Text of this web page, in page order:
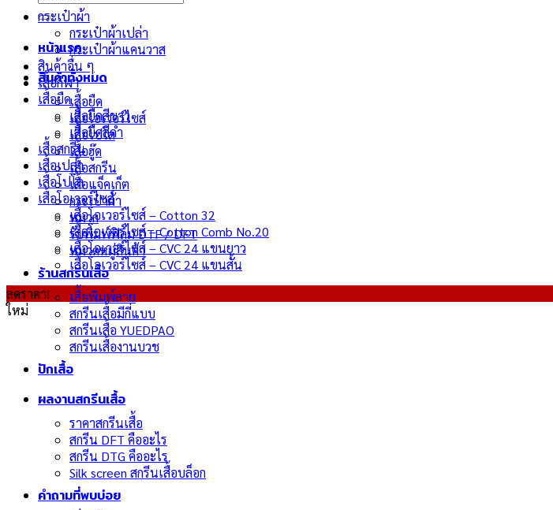
หน้าแรก
สินค้าทั้งหมด
เสื้อยืด
เสื้อโอเวอร์ไซส์
เสื้อโปโล
เสื้อฮู๊ด
เสื้อสกรีน
เสื้อแจ็คเก็ต
กระเป๋าผ้า
หมวก
รับพิมพ์ฟิล์ม DTF / DFT
หมวดหมู่สินค้า
ร้านสกรีนเสื้อ
เสื้อพิมพ์ลาย
สกรีนเสื้อมีกี่แบบ
สกรีนเสื้อ YUEDPAO
สกรีนเสื้องานบวช
ปักเสื้อ
ผลงานสกรีนเสื้อ
ราคาสกรีนเสื้อ
สกรีน DFT คืออะไร
สกรีน DTG คืออะไร
Silk screen สกรีนเสื้อบล็อก
คำถามที่พบบ่อย
กระเป๋าผ้า
กระเป๋าผ้าเปล่า
กระเป๋าผ้าแคนวาส
สินค้าอื่น ๆ
เสื้อกีฬา
เสื้อยืด
เสื้อยืดสีขาว
เสื้อยืดสีดำ
เสื้อสกรีน
เสื้อเปล่า
เสื้อโปโล
เสื้อโอเวอร์ไซส์
เสื้อโอเวอร์ไซส์ – Cotton 32
เสื้อโอเวอร์ไซส์ – Cotton Comb No.20
เสื้อโอเวอร์ไซส์ – CVC 24 แขนยาว
เสื้อโอเวอร์ไซส์ – CVC 24 แขนสั้น
ลดราคา!
ใหม่